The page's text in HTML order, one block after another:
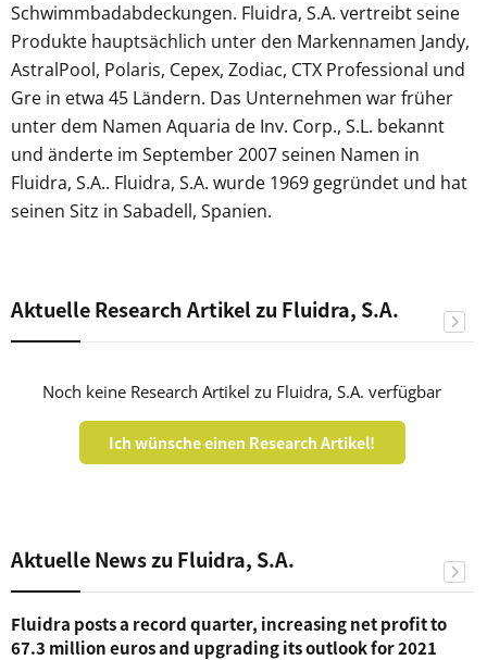
Schwimmbadabdeckungen. Fluidra, S.A. vertreibt seine
Produkte hauptsächlich unter den Markennamen Jandy,
AstralPool, Polaris, Cepex, Zodiac, CTX Professional und
Gre in etwa 45 Ländern. Das Unternehmen war früher
unter dem Namen Aquaria de Inv. Corp., S.L. bekannt
und änderte im September 2007 seinen Namen in
Fluidra, S.A.. Fluidra, S.A. wurde 1969 gegründet und hat
seinen Sitz in Sabadell, Spanien.
Aktuelle Research Artikel zu Fluidra, S.A.
Noch keine Research Artikel zu Fluidra, S.A. verfügbar
Ich wünsche einen Research Artikel!
Aktuelle News zu Fluidra, S.A.
Fluidra posts a record quarter, increasing net profit to
67.3 million euros and upgrading its outlook for 2021